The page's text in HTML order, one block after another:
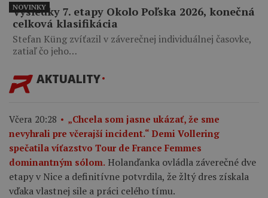
Výsledky 7. etapy Okolo Poľska 2026, konečná
celková klasifikácia
Stefan Küng zvíťazil v záverečnej individuálnej časovke,
zatiaľ čo jeho…
NOVINKY
AKTUALITY
Včera 20:28
„Chcela som jasne ukázať, že sme
nevyhrali pre včerajší incident.“ Demi Vollering
spečatila víťazstvo Tour de France Femmes
dominantným sólom. Holanďanka ovládla záverečné dve
etapy v Nice a definitívne potvrdila, že žltý dres získala
vďaka vlastnej sile a práci celého tímu.